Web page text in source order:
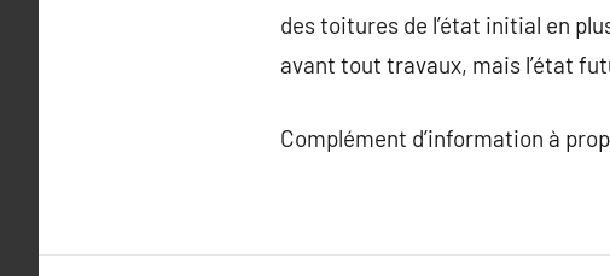
des toitures de l’état initial en
avant tout travaux, mais l’état
Complément d’information à